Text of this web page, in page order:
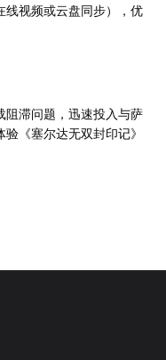
线视频或云盘同步），优
阻滞问题，迅速投入与萨
《塞尔达无双封印记》